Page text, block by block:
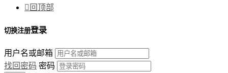
 回顶部
切换注册登录
用户名或邮箱
找回密码 密码